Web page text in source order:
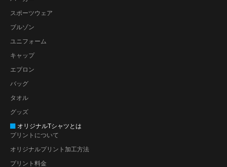
スポーツウェア
ブルゾン
ユニフォーム
キャップ
エプロン
バッグ
タオル
グッズ
オリジナルTシャツとは
プリントについて
オリジナルプリント加工方法
プリント料金